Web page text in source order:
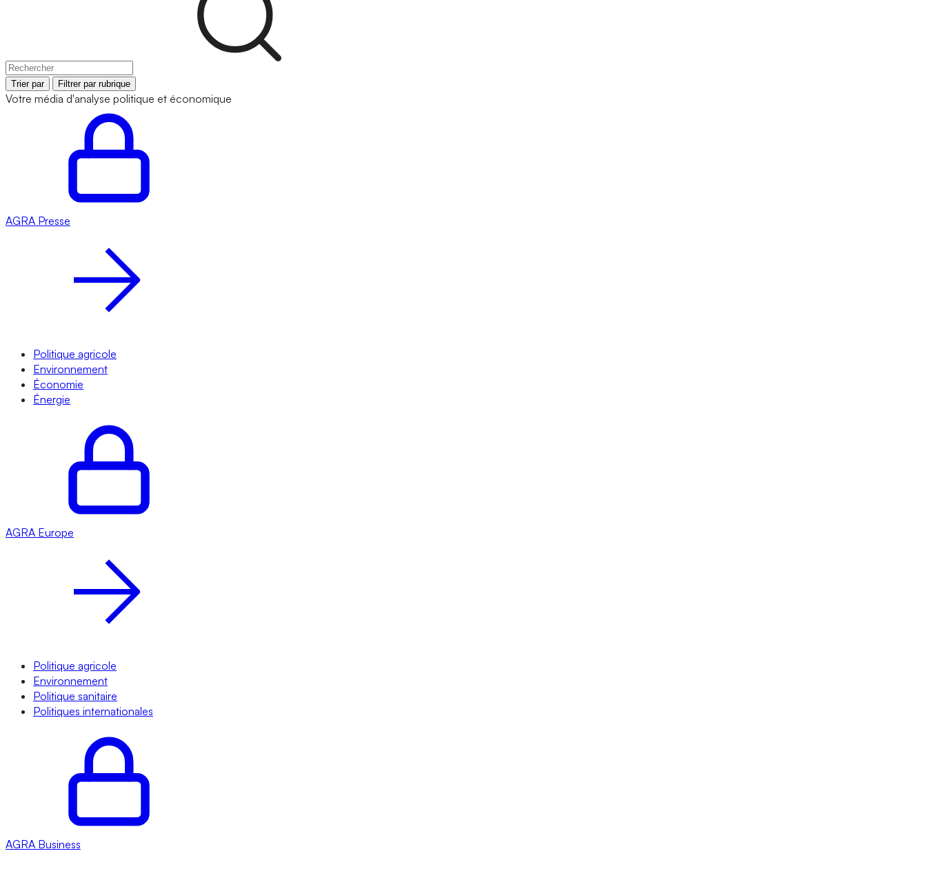
Trier par Filtrer par rubrique
Votre média d'analyse politique et économique
AGRA Presse
Politique agricole
Environnement
Économie
Énergie
AGRA Europe
Politique agricole
Environnement
Politique sanitaire
Politiques internationales
AGRA Business